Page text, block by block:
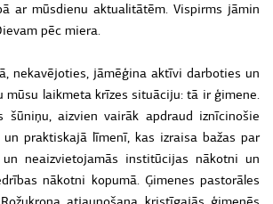
ar mūsdienu aktualitātēm. Vispirms jāmin
pēc miera.
nekavējoties, jāmēģina aktīvi darboties un
mūsu laikmeta krīzes situāciju: tā ir ģimene.
šūniņu, aizvien vairāk apdraud iznīcinošie
praktiskajā līmenī, kas izraisa bažas par
neaizvietojamās institūcijas nākotni un
nākotni kopumā. Ģimenes pastorāles